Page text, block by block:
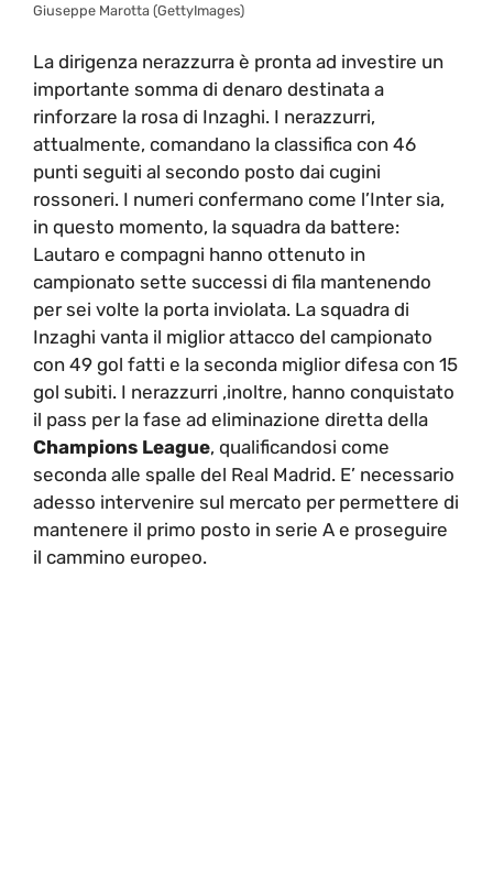
Giuseppe Marotta (GettyImages)
La dirigenza nerazzurra è pronta ad investire un
importante somma di denaro destinata a
rinforzare la rosa di Inzaghi. I nerazzurri,
attualmente, comandano la classifica con 46
punti seguiti al secondo posto dai cugini
rossoneri. I numeri confermano come l’Inter sia,
in questo momento, la squadra da battere:
Lautaro e compagni hanno ottenuto in
campionato sette successi di fila mantenendo
per sei volte la porta inviolata. La squadra di
Inzaghi vanta il miglior attacco del campionato
con 49 gol fatti e la seconda miglior difesa con 15
gol subiti. I nerazzurri ,inoltre, hanno conquistato
il pass per la fase ad eliminazione diretta della
Champions League, qualificandosi come
seconda alle spalle del Real Madrid. E’ necessario
adesso intervenire sul mercato per permettere di
mantenere il primo posto in serie A e proseguire
il cammino europeo.